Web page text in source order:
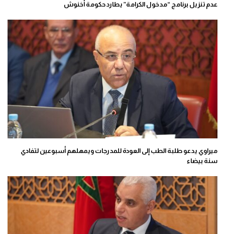
عدم تنزيل برنامج “مدخول الكرامة” يطارد حكومة أخنوش
ميراوي يدعو طلبة الطب إلى العودة للمدرجات ويمهلهم أسبوعين لتفادي
سنة بيضاء